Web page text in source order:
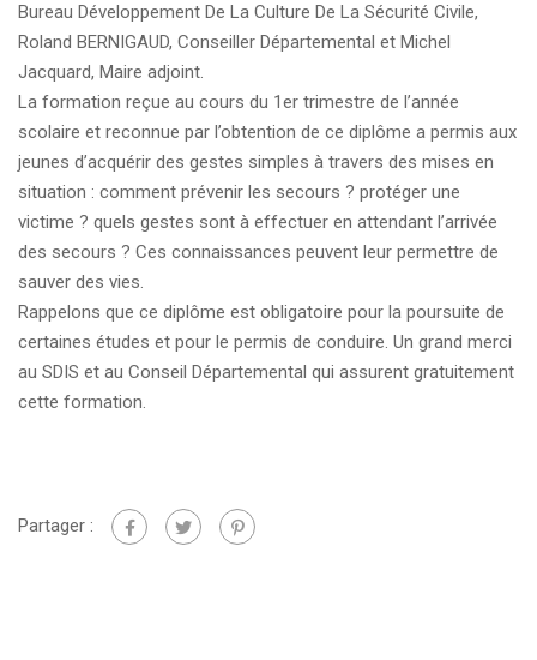
Bureau Développement De La Culture De La Sécurité Civile,
Roland BERNIGAUD, Conseiller Départemental et Michel
Jacquard, Maire adjoint.
La formation reçue au cours du 1er trimestre de l’année
scolaire et reconnue par l’obtention de ce diplôme a permis aux
jeunes d’acquérir des gestes simples à travers des mises en
situation : comment prévenir les secours ? protéger une
victime ? quels gestes sont à effectuer en attendant l’arrivée
des secours ? Ces connaissances peuvent leur permettre de
sauver des vies.
Rappelons que ce diplôme est obligatoire pour la poursuite de
certaines études et pour le permis de conduire. Un grand merci
au SDIS et au Conseil Départemental qui assurent gratuitement
cette formation.
Partager :